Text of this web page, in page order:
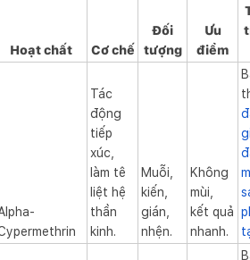
Hoạt chất Cơ chế
Đối
tượng
Ưu
điểm
Tác
động
tiếp
xúc,
làm tê
liệt hệ
thần
kinh.
Muỗi,
kiến,
gián,
nhện.
Không
mùi,
kết quả
nhanh.